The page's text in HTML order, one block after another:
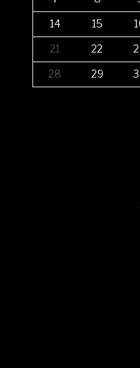
14 15
21 22
28 29